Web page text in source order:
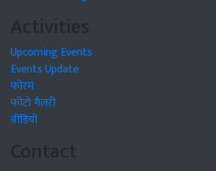
Activities
Upcoming Events
Events Update
फोरम
फोटो गैलरी
वीडियो
Contact